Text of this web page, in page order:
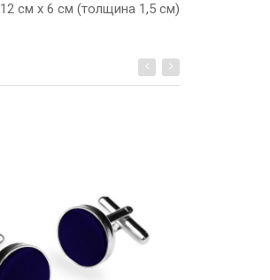
12 см х 6 см (толщина 1,5 см)